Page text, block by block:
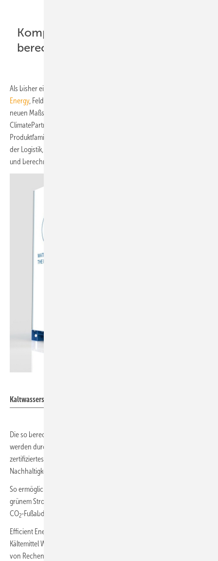
Kompletten CO
berechnet
Als bisher einziger Anbieter von Kältemaschinen ist nun
Energy, Feldkirchen, diese Extrameile gegangen und setzt damit einen
neuen Maßstab. In Zusammenarbeit mit dem Klimaschutzexperten
ClimatePartner wurde der CO
Produktfamilie, basierend auf den Daten der verwendeten Rohstoffe,
der Logistik, der Verpackung und der späteren Entsorgung, erfasst
und berechnet.
Kaltwassersatz eChilller120 mit 120 kW Kälteleistung.
Die so berechneten CO
werden durch ein anerkanntes und nach internationalen Maßstäben
zertifiziertes Klimaschutzprojekt, das zusätzlich zu weiteren
Nachhaltigkeitszielen der Vereinten Nationen beiträgt, kompensiert.
So ermöglicht es Efficient Energy seinen Kunden – beim Einsatz von
grünem Strom – mit einer durchweg klimaneutralen Kühlung ihren
CO2-Fußabdruck in diesem Bereich auf null zu reduzieren.
Efficient Energy setzt in seiner eChiller-Produktreihe das natürliche
Kältemittel Wasser (R718) ein. Die
von Rechenzentren, Serverräumen, industriellen Prozessen,